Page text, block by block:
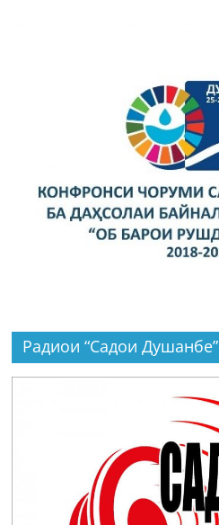
Радиои “Садои